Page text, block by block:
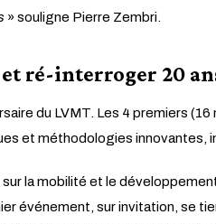
» souligne Pierre Zembri.
ré-interroger 20
du LVMT. Les 4 premiers
et méthodologies innovantes,
la mobilité et le
événement, sur invitation, se